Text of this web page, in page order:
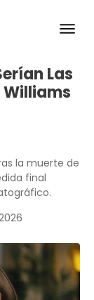
Las
Williams
la muerte de
final